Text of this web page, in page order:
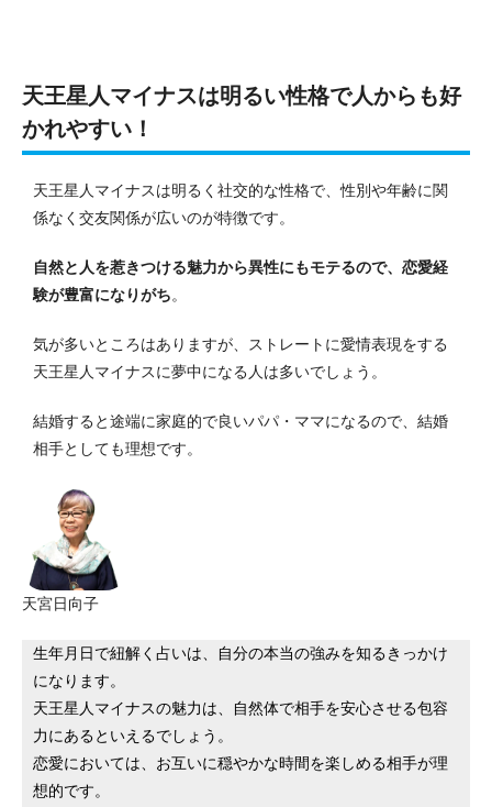
天王星人マイナスは明るい性格で人からも好
かれやすい！
天王星人マイナスは明るく社交的な性格で、性別や年齢に関
係なく交友関係が広いのが特徴です。
自然と人を惹きつける魅力から異性にもモテるので、恋愛経
験が豊富になりがち。
気が多いところはありますが、ストレートに愛情表現をする
天王星人マイナスに夢中になる人は多いでしょう。
結婚すると途端に家庭的で良いパパ・ママになるので、結婚
相手としても理想です。
天宮日向子
生年月日で紐解く占いは、自分の本当の強みを知るきっかけ
になります。
天王星人マイナスの魅力は、自然体で相手を安心させる包容
力にあるといえるでしょう。
恋愛においては、お互いに穏やかな時間を楽しめる相手が理
想的です。